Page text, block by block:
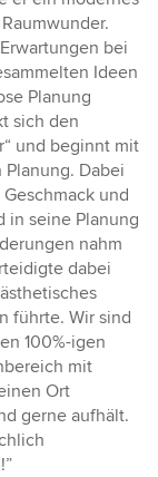
bei
Ideen
Planung
sich den
und beginnt mit
Dabei
und
in seine Planung
nahm
dabei
führte. Wir sind
100%-igen
mit
Ort
gerne aufhält.